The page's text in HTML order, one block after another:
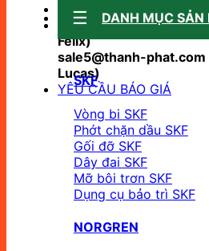
Sale support:
sale10@thanh-
Felix)
sale5@thanh-
Lucas)
YÊU CẦU BÁO GIÁ
DANH MỤC SẢN
SKF
Vòng bi SKF
Phớt chặn dầu SKF
Gối đỡ SKF
Dây đai SKF
Mỡ bôi trơn SKF
Dụng cụ bảo trì SKF
NORGREN